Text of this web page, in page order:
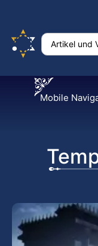
Mobile